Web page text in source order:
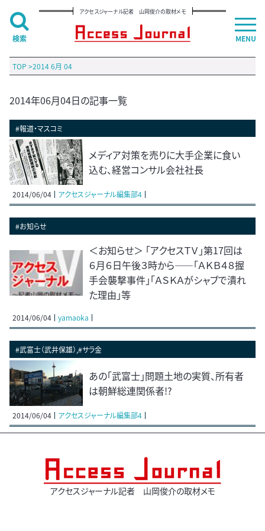
アクセスジャーナル記者 山岡俊介の取材メモ
TOP >2014 6月 04
2014年06月04日の記事一覧
#報道・マスコミ
メディア対策を売りに大手企業に食い
込む、経営コンサル会社社長
2014/06/04 アクセスジャーナル編集部4
#お知らせ
＜お知らせ＞ 「アクセスＴＶ」第17回は
６月６日午後３時から――「ＡＫＢ４８握
手会襲撃事件」「ＡＳＫＡがシャブで潰れ
た理由」等
2014/06/04 yamaoka
#武富士（武井保雄）,#サラ金
あの「武富士」問題土地の実質、所有者
は朝鮮総連関係者!?
2014/06/04 アクセスジャーナル編集部4
アクセスジャーナル記者 山岡俊介の取材メモ
MENU
検索